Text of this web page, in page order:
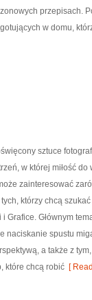
przepisach.
w domu,
sztuce
w której miłość
zainteresować
którzy chcą
Grafice. Głównym
naciskanie spustu
a także z
które chcą robić [